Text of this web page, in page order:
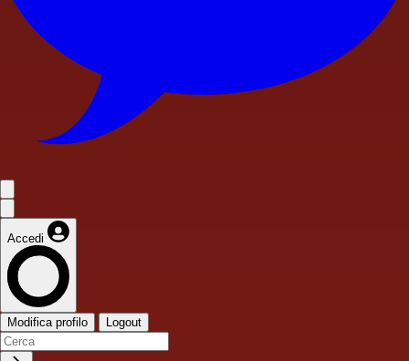
Accedi
Modifica profilo Logout